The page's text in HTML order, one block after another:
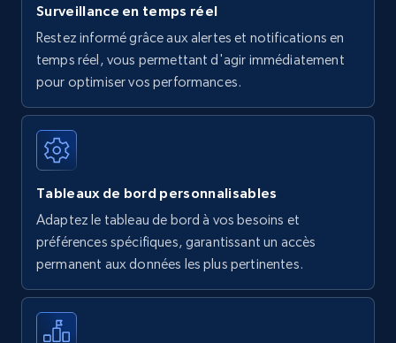
Surveillance en temps réel
Restez informé grâce aux alertes et notifications en
temps réel, vous permettant d'agir immédiatement
pour optimiser vos performances.
Tableaux de bord personnalisables
Adaptez le tableau de bord à vos besoins et
préférences spécifiques, garantissant un accès
permanent aux données les plus pertinentes.